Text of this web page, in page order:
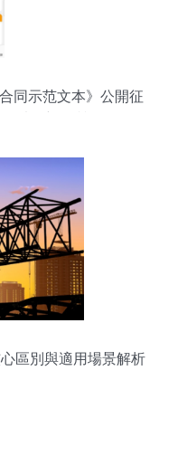
同示范文本》公開征
區別與適用場景解析